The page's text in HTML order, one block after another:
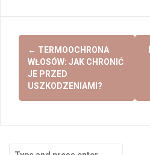
Post
navigation
← TERMOOCHRONA
WŁOSÓW: JAK CHRONIĆ
JE PRZED
USZKODZENIAMI?